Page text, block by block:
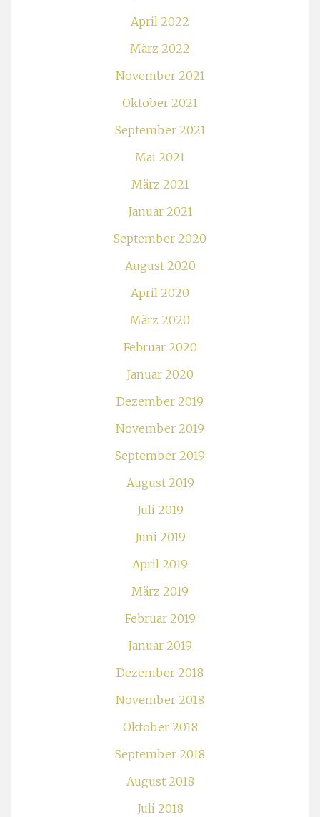
April 2022
März 2022
November 2021
Oktober 2021
September 2021
Mai 2021
März 2021
Januar 2021
September 2020
August 2020
April 2020
März 2020
Februar 2020
Januar 2020
Dezember 2019
November 2019
September 2019
August 2019
Juli 2019
Juni 2019
April 2019
März 2019
Februar 2019
Januar 2019
Dezember 2018
November 2018
Oktober 2018
September 2018
August 2018
Juli 2018